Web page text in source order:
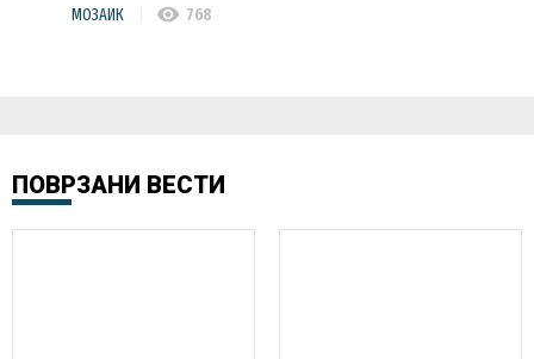
МОЗАИК visibility 768
ПОВРЗАНИ ВЕСТИ